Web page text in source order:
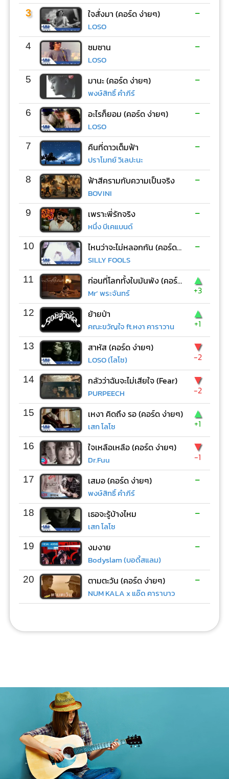
3 ใจสั่งมา (คอร์ด ง่ายๆ)
LOSO
-
4 ซมซาน
LOSO
-
5 มานะ (คอร์ด ง่ายๆ)
พงษ์สิทธิ์ คำภีร์
-
6 อะไรก็ยอม (คอร์ด ง่ายๆ)
LOSO
-
7 คืนที่ดาวเต็มฟ้า
ปราโมทย์ วิเลปะนะ
-
8 ฟ้าสีครามกับความเป็นจริง
BOVINI
-
9 เพราะพี่รักจริง
หนึ่ง บีเคแบนด์
-
10 ไหนว่าจะไม่หลอกกัน (คอร์ด ง่ายๆ)
SILLY FOOLS
-
11 ก่อนที่โลกทั้งใบมันพัง (คอร์ด ง่ายๆ)
Mr’ พระจันทร์
▲
+3
12 ย้ายป่า
คณะขวัญใจ ft.หงา คาราวาน
▲
+1
13 สาหัส (คอร์ด ง่ายๆ)
LOSO (โลโซ)
▼
-2
14 กลัวว่าฉันจะไม่เสียใจ (Fear)
PURPEECH
▼
-2
15 เหงา คิดถึง รอ (คอร์ด ง่ายๆ)
เสก โลโซ
▲
+1
16 ใจเหลือเหลือ (คอร์ด ง่ายๆ)
Dr.Fuu
▼
-1
17 เสมอ (คอร์ด ง่ายๆ)
พงษ์สิทธิ์ คำภีร์
-
18 เธอจะรู้บ้างไหม
เสก โลโซ
-
19 งมงาย
Bodyslam (บอดี้สแลม)
-
20 ตามตะวัน (คอร์ด ง่ายๆ)
NUM KALA x แอ๊ด คาราบาว
-